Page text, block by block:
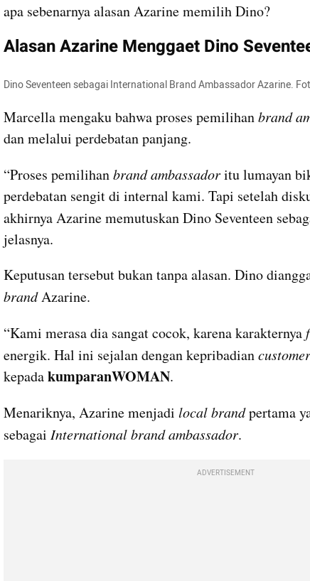
apa sebenarnya alasan Azarine memilih Dino?
Alasan Azarine Menggaet Dino
Dino Seventeen sebagai International Brand Ambassador Azarine.
Marcella mengaku bahwa proses pemilihan brand
dan melalui perdebatan panjang.
“Proses pemilihan brand ambassador itu lumayan
perdebatan sengit di internal kami. Tapi setelah
akhirnya Azarine memutuskan Dino Seventeen
jelasnya.
brand Azarine.
“Kami merasa dia sangat cocok, karena karakternya
energik. Hal ini sejalan dengan kepribadian customer
kepada kumparanWOMAN.
Menariknya, Azarine menjadi local brand pertama
sebagai International brand ambassador.
ADVERTISEMENT